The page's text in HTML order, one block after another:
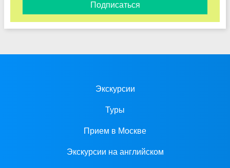
Подписаться
Экскурсии
Туры
Прием в Москве
Экскурсии на английском